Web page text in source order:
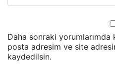
Daha sonraki yorumlarımda
posta adresim ve site
kaydedilsin.